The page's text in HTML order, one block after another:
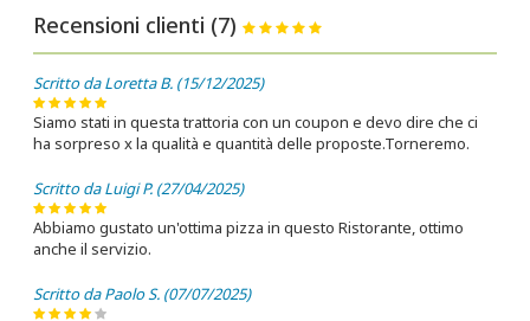
cucina di questa trattoria, anch'essa fatta di
semplici ma ricchi di gusto e sapore, come era (ed è
ancora oggi) lavera cucina contadina della romagna
Recensioni clienti (7)
Scritto da Loretta B. (15/12/2025)
Siamo stati in questa trattoria con un coupon e devo dire che ci
ha sorpreso x la qualità e quantità delle proposte.Torneremo.
Scritto da Luigi P. (27/04/2025)
Abbiamo gustato un'ottima pizza in questo Ristorante, ottimo
anche il servizio.
Scritto da Paolo S. (07/07/2025)